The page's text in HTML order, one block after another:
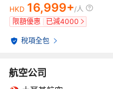
HKD 16,999+/人
限額優惠
已減4000
稅項全包
航空公司